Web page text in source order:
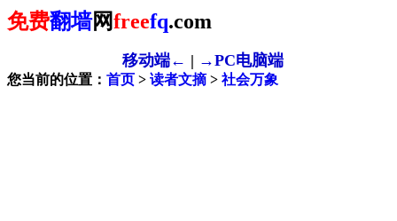
免费翻墙网freefq.com
移动端← | →PC电脑端
您当前的位置： 首页 > 读者文摘> 社会万象